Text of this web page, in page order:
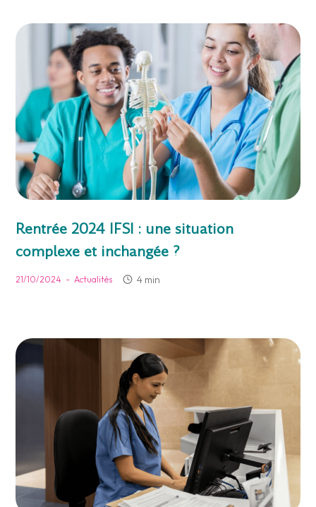
Rentrée 2024 IFSI : une situation
complexe et inchangée ?
21/10/2024 - Actualités 4 min